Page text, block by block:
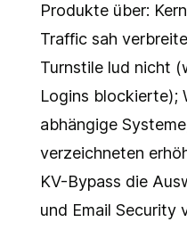
Produkte über:
Traffic sah
Turnstile lud nicht
Logins blockierte);
abhängige
verzeichneten
KV-Bypass die
und Email Security